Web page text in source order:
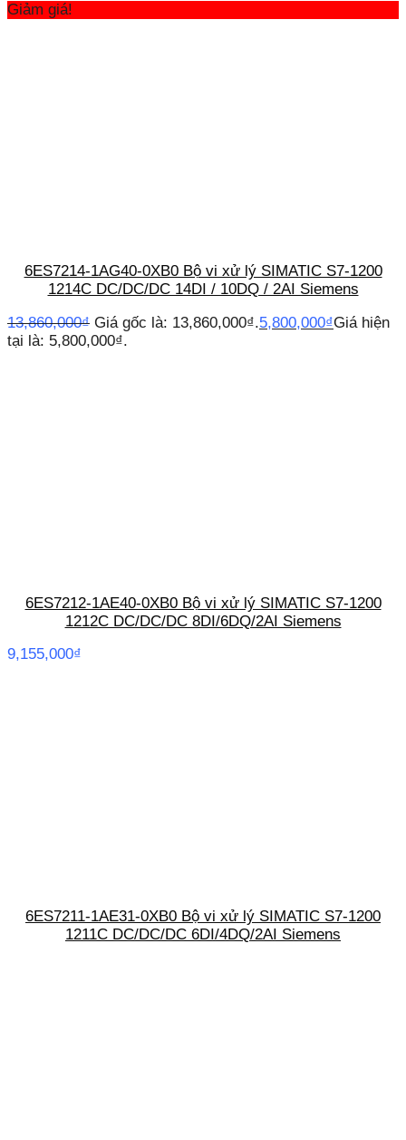
Giảm giá!
6ES7214-1AG40-0XB0 Bộ vi xử lý SIMATIC S7-1200
1214C DC/DC/DC 14DI / 10DQ / 2AI Siemens
13,860,000₫ Giá gốc là: 13,860,000₫.5,800,000₫Giá hiện
tại là: 5,800,000₫.
6ES7212-1AE40-0XB0 Bộ vi xử lý SIMATIC S7-1200
1212C DC/DC/DC 8DI/6DQ/2AI Siemens
9,155,000₫
6ES7211-1AE31-0XB0 Bộ vi xử lý SIMATIC S7-1200
1211C DC/DC/DC 6DI/4DQ/2AI Siemens